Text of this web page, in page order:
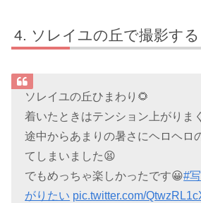
ソレイユの丘で撮影す
ソレイユの丘ひまわり🌻
着いたときはテンション上がりま
途中からあまりの暑さにヘロヘロ
てしまいました😫
でもめっちゃ楽しかったです😀#
がりたい pic.twitter.com/